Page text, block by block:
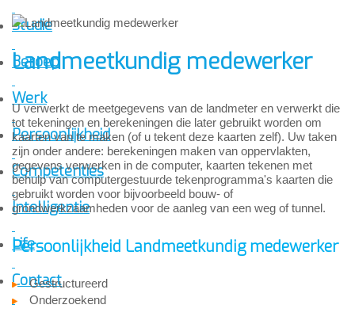
Studie
Beroep
Werk
Persoonlijkheid
Competenties
Intelligentie
Life
Contact
Landmeetkundig medewerker
U verwerkt de meetgegevens van de landmeter en verwerkt die
tot tekeningen en berekeningen die later gebruikt worden om
kaarten van te maken (of u tekent deze kaarten zelf). Uw taken
zijn onder andere: berekeningen maken van oppervlakten,
gegevens verwerken in de computer, kaarten tekenen met
behulp van computergestuurde tekenprogramma's kaarten die
gebruikt worden voor bijvoorbeeld bouw- of
grondwerkzaamheden voor de aanleg van een weg of tunnel.
Persoonlijkheid Landmeetkundig medewerker
Gestructureerd
Onderzoekend